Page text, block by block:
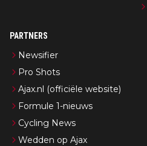
PARTNERS
Newsifier
Pro Shots
Ajax.nl (officiële website)
Formule 1-nieuws
Cycling News
Wedden op Ajax